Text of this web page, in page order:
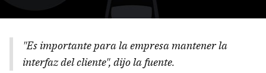
"Es importante para la empresa mantener la
interfaz del cliente", dijo la fuente.